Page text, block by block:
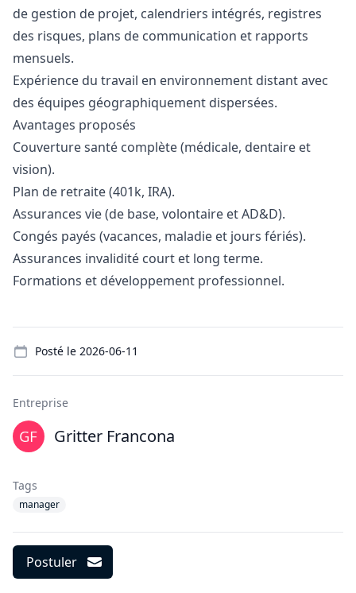
de gestion de projet, calendriers intégrés, registres
des risques, plans de communication et rapports
mensuels.
Expérience du travail en environnement distant avec
des équipes géographiquement dispersées.
Avantages proposés
Couverture santé complète (médicale, dentaire et
vision).
Plan de retraite (401k, IRA).
Assurances vie (de base, volontaire et AD&D).
Congés payés (vacances, maladie et jours fériés).
Assurances invalidité court et long terme.
Formations et développement professionnel.
Posté le 2026-06-11
Entreprise
Gritter Francona
Tags
manager
Postuler